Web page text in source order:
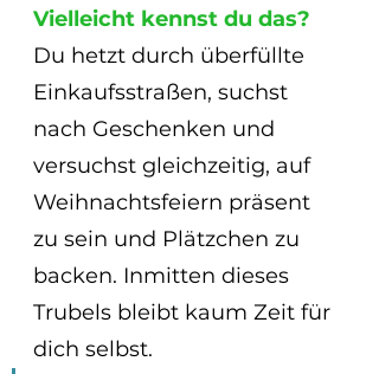
Vielleicht kennst du das?
Du hetzt durch überfüllte
Einkaufsstraßen, suchst
nach Geschenken und
versuchst gleichzeitig, auf
Weihnachtsfeiern präsent
zu sein und Plätzchen zu
backen. Inmitten dieses
Trubels bleibt kaum Zeit für
dich selbst.